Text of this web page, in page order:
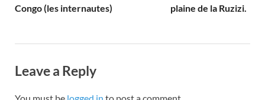
Congo (les internautes)
plaine de la Ruzizi.
Leave a Reply